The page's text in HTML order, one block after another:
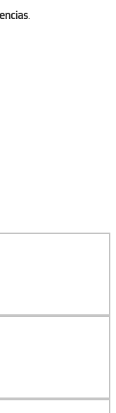
.